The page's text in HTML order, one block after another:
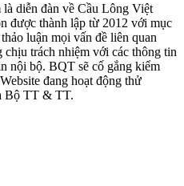
diễn đàn về Cầu Lông Việt
được thành lập từ 2012 với mục
luận mọi vấn đề liên quan
trách nhiệm với các thông tin
nội bộ. BQT sẽ cố gắng kiểm
đang hoạt động thử
Bộ TT & TT.